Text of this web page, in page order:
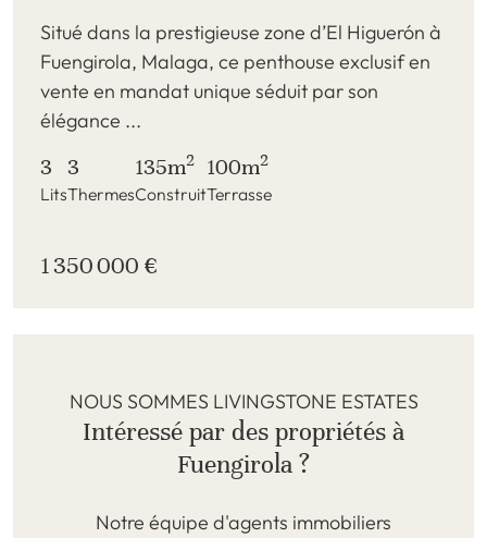
Situé dans la prestigieuse zone d’El Higuerón à
Fuengirola, Malaga, ce penthouse exclusif en
vente en mandat unique séduit par son
élégance ...
3
Lits
3
Thermes
135m2
Construit
100m2
Terrasse
1 350 000 €
NOUS SOMMES LIVINGSTONE ESTATES
Intéressé par des propriétés à
Fuengirola ?
Notre équipe d'agents immobiliers